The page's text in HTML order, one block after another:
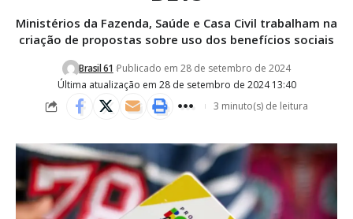
Ministérios da Fazenda, Saúde e Casa Civil trabalham na
criação de propostas sobre uso dos benefícios sociais
Última atualização em 28 de setembro de 2024 13:40
Brasil 61 Publicado em 28 de setembro de 2024
3 minuto(s) de leitura